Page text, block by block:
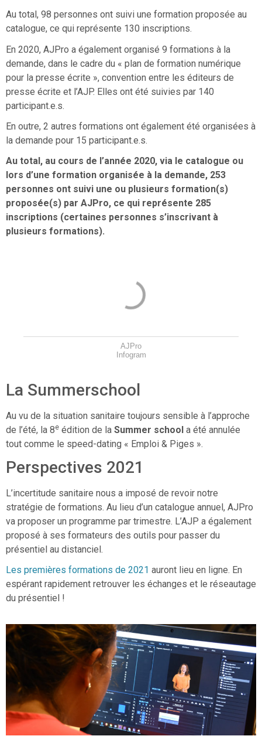
Au total, 98 personnes ont suivi une formation proposée au
catalogue, ce qui représente 130 inscriptions.
En 2020, AJPro a également organisé 9 formations à la
demande, dans le cadre du « plan de formation numérique
pour la presse écrite », convention entre les éditeurs de
presse écrite et l’AJP. Elles ont été suivies par 140
participant.e.s.
En outre, 2 autres formations ont également été organisées à
la demande pour 15 participant.e.s.
Au total, au cours de l’année 2020, via le catalogue ou
lors d’une formation organisée à la demande, 253
personnes ont suivi une ou plusieurs formation(s)
proposée(s) par AJPro, ce qui représente 285
inscriptions (certaines personnes s’inscrivant à
plusieurs formations).
AJPro
Infogram
La Summerschool
Au vu de la situation sanitaire toujours sensible à l’approche
de l’été, la 8e édition de la Summer school a été annulée
tout comme le speed-dating « Emploi & Piges ».
Perspectives 2021
L’incertitude sanitaire nous a imposé de revoir notre
stratégie de formations. Au lieu d’un catalogue annuel, AJPro
va proposer un programme par trimestre. L’AJP a également
proposé à ses formateurs des outils pour passer du
présentiel au distanciel.
Les premières formations de 2021 auront lieu en ligne. En
espérant rapidement retrouver les échanges et le réseautage
du présentiel !